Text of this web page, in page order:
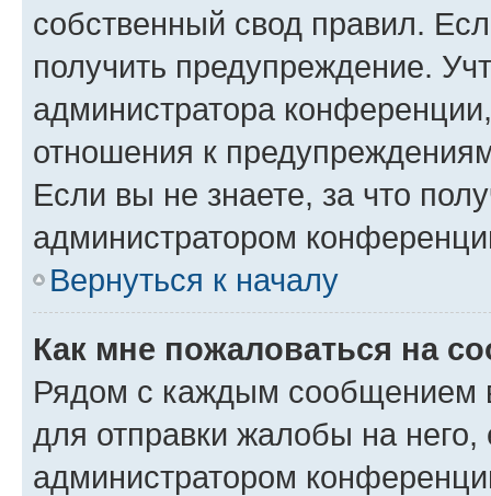
собственный свод правил.
получить предупреждение.
администратора
отношения к
Если вы не знаете, за что
администратором
Вернуться к началу
Как мне пожаловаться на
Рядом с каждым сообщением
для отправки жалобы на
администратором